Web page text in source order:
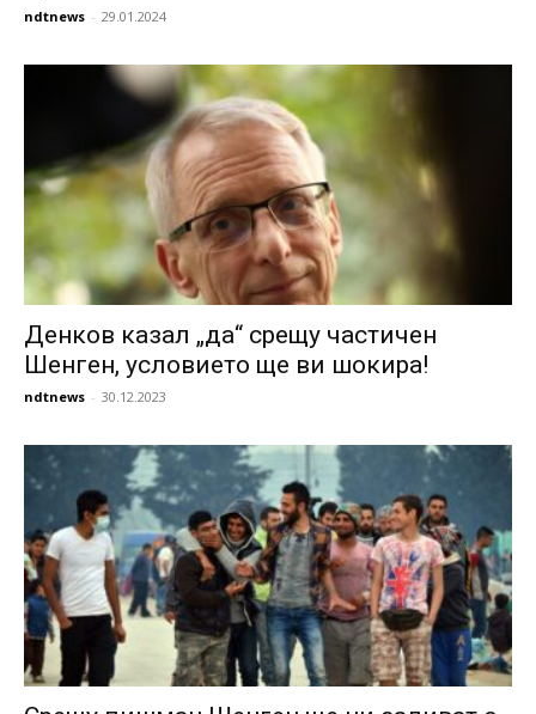
ndtnews - 29.01.2024
Денков казал „да“ срещу частичен
Шенген, условието ще ви шокира!
ndtnews - 30.12.2023